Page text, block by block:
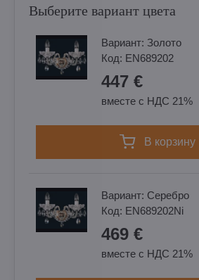
Выберите вариант цвета
Вариант: Золотo
Код: EN689202
447 €
вместе с НДС 21%
в корзину
Вариант: Cеребро
Код: EN689202Ni
469 €
вместе с НДС 21%